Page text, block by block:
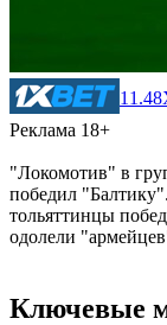
1 1.48
Реклама 18+
"Локомотив" в
победил
тольяттинцы
одолели
Ключевые